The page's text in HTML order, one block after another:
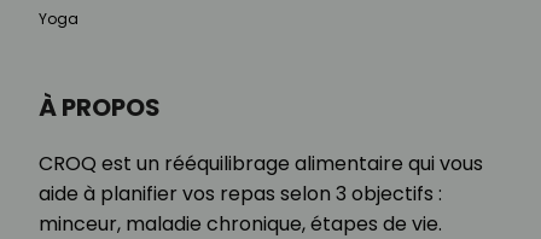
À PROPOS
CROQ est un rééquilibrage alimentaire qui vous
aide à planifier vos repas selon 3 objectifs :
minceur, maladie chronique, étapes de vie.
Yoga